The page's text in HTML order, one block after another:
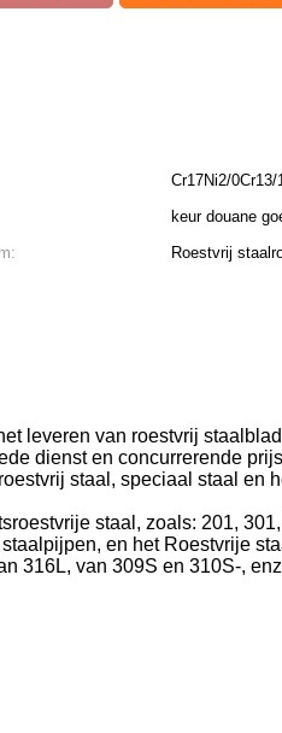
Cr17Ni2/0Cr13/
keur douane
Roestvrij
leveren van roestvrij
dienst en concurrerende
staal, speciaal staal en
staal, zoals: 201,
en het Roestvrije
316L, van 309S en 310S-,